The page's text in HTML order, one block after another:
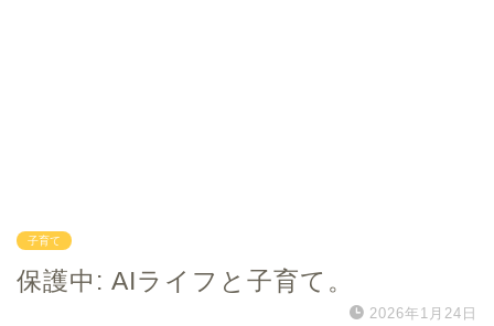
子育て
保護中: AIライフと子育て。
2026年1月24日